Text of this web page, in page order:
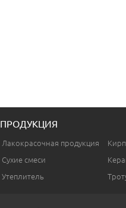
ПРОДУКЦИЯ
Лакокрасочная продукция
Сухие смеси
Утеплитель